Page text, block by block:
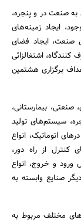
به صنعت در و پنجره،
ایجاد زمینه‌های
صنعت، ایجاد فضای
کنندگاه، اشتغالزائی
برگزاری هشتمین
صنعتی، بیمارستانی،
سیستم‌های تولید
اتوماتیک، انواع
کنترل از راه دور،
و خروج، انواع
صنایع وابسته به
مختلف مربوط به